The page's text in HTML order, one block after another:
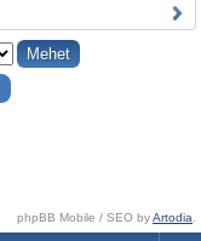
phpBB Mobile / SEO byArtodia.